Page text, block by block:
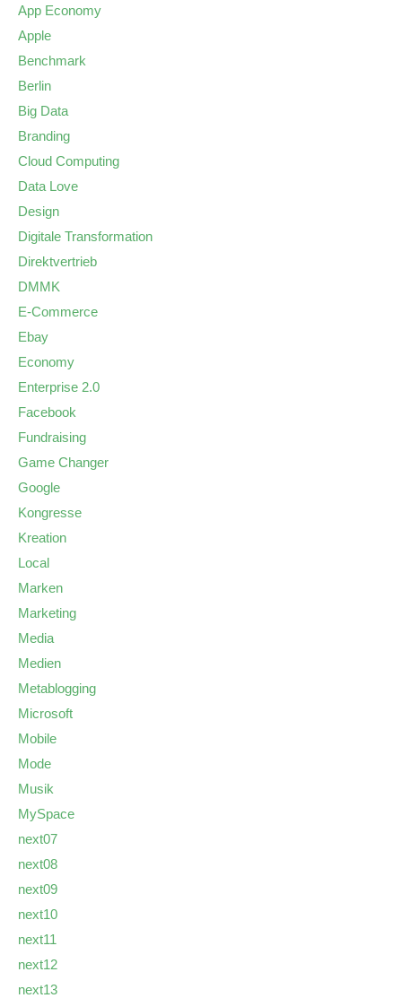
App Economy
Apple
Benchmark
Berlin
Big Data
Branding
Cloud Computing
Data Love
Design
Digitale Transformation
Direktvertrieb
DMMK
E-Commerce
Ebay
Economy
Enterprise 2.0
Facebook
Fundraising
Game Changer
Google
Kongresse
Kreation
Local
Marken
Marketing
Media
Medien
Metablogging
Microsoft
Mobile
Mode
Musik
MySpace
next07
next08
next09
next10
next11
next12
next13